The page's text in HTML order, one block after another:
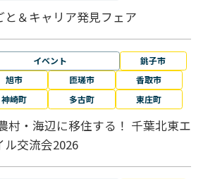
＆キャリア発見フェア
イベント
銚子市
旭市
匝瑳市
香取市
神崎町
多古町 東庄町
村・海辺に移住する！ 千葉北東エ
ル交流会2026